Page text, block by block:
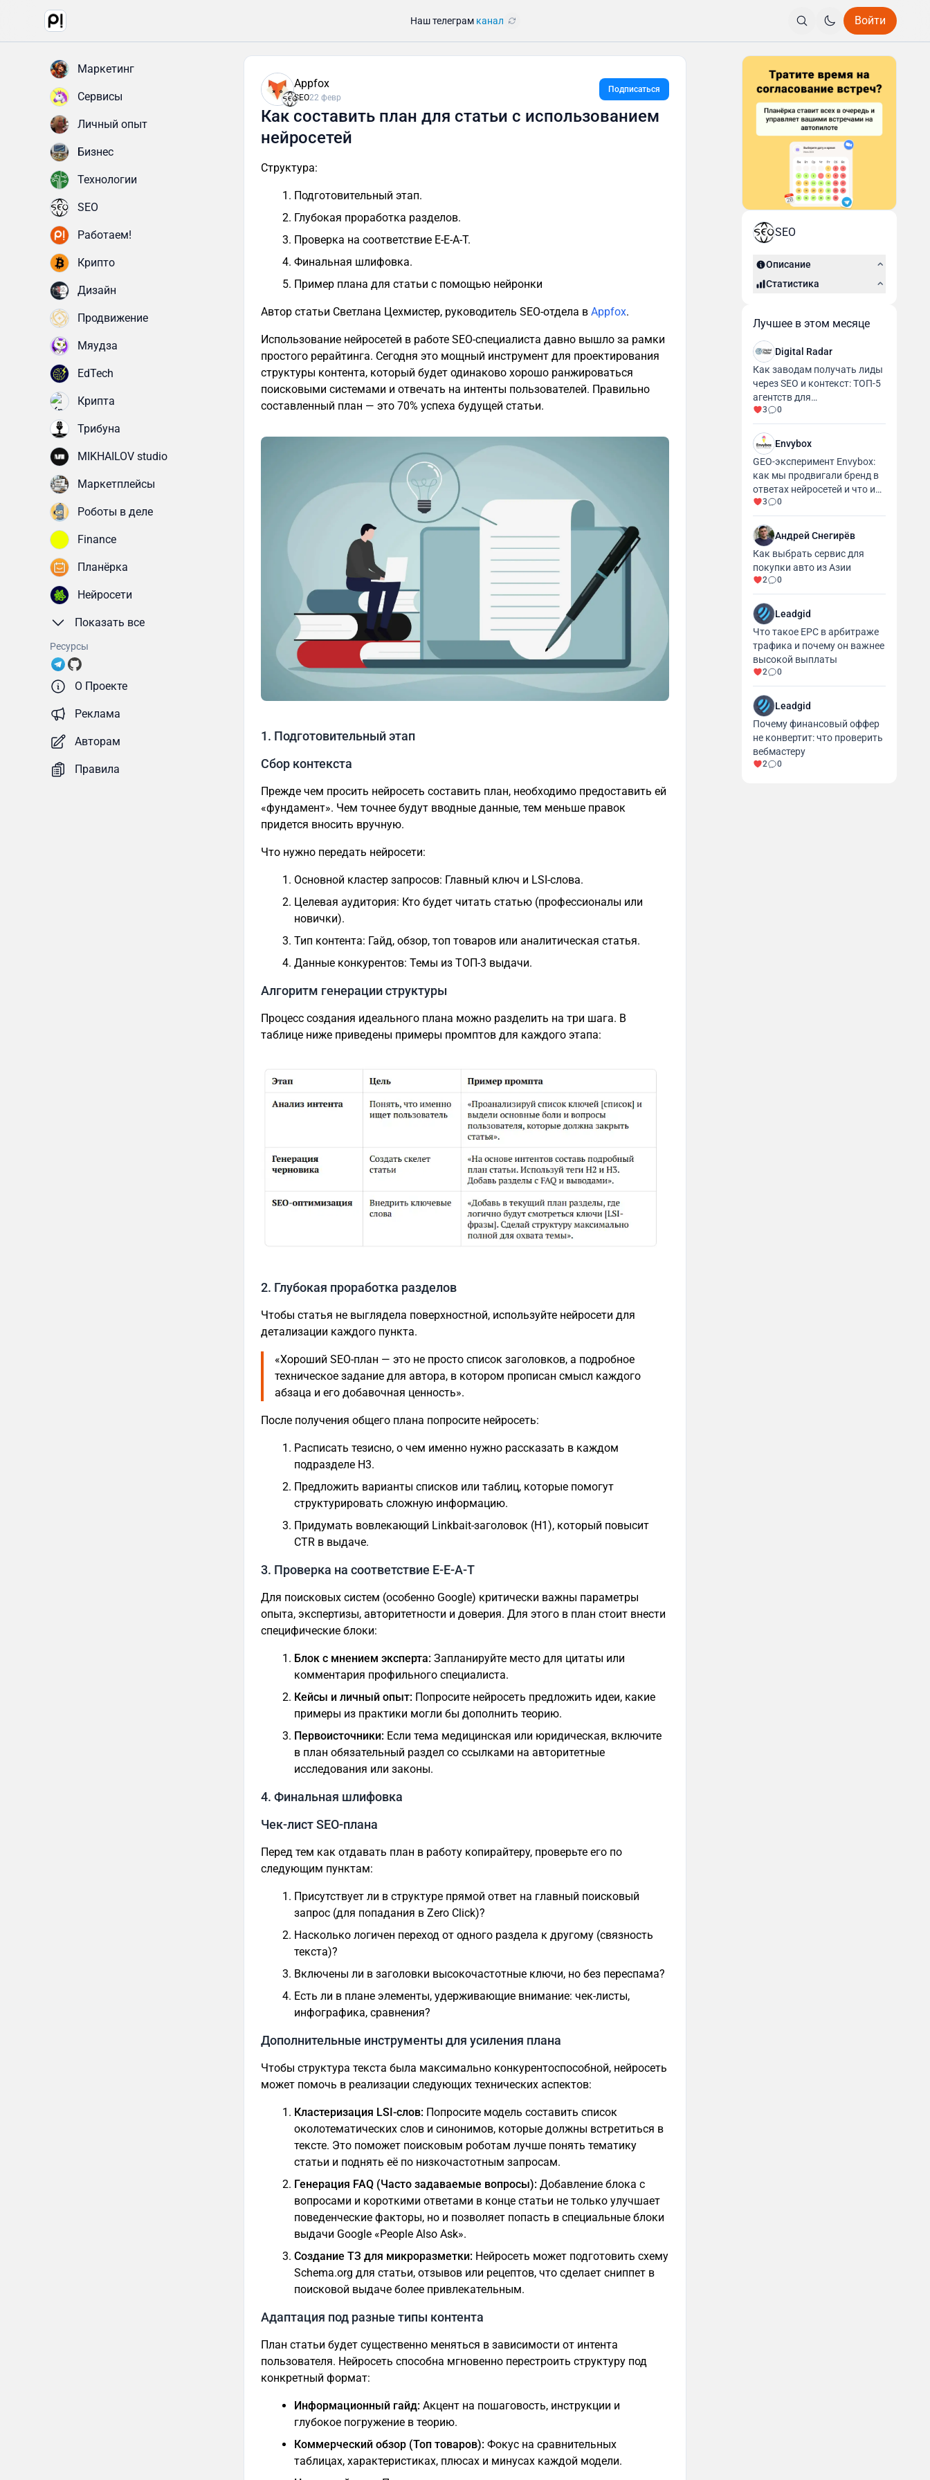
Наш телеграм канал Войти
Маркетинг
Сервисы
Личный опыт
Бизнес
Технологии
SEO
Работаем!
Крипто
Дизайн
Продвижение
Мяудза
EdTech
Крипта
Трибуна
MIKHAILOV studio
Маркетплейсы
Роботы в деле
Finance
Планёрка
Нейросети
Показать все
Ресурсы
О Проекте
Реклама
Авторам
Правила
Appfox
SEO22 февр
Подписаться
Как составить план для статьи с использованием
нейросетей
Структура:
Подготовительный этап.
Глубокая проработка разделов.
Проверка на соответствие E-E-A-T.
Финальная шлифовка.
Пример плана для статьи с помощью нейронки
Автор статьи Светлана Цехмистер, руководитель SEO-отдела в Appfox.
Использование нейросетей в работе SEO-специалиста давно вышло за рамки
простого рерайтинга. Сегодня это мощный инструмент для проектирования
структуры контента, который будет одинаково хорошо ранжироваться
поисковыми системами и отвечать на интенты пользователей. Правильно
составленный план — это 70% успеха будущей статьи.
1. Подготовительный этап
Сбор контекста
Прежде чем просить нейросеть составить план, необходимо предоставить ей
«фундамент». Чем точнее будут вводные данные, тем меньше правок
придется вносить вручную.
Что нужно передать нейросети:
Основной кластер запросов: Главный ключ и LSI-слова.
Целевая аудитория: Кто будет читать статью (профессионалы или
новички).
Тип контента: Гайд, обзор, топ товаров или аналитическая статья.
Данные конкурентов: Темы из ТОП-3 выдачи.
Алгоритм генерации структуры
Процесс создания идеального плана можно разделить на три шага. В
таблице ниже приведены примеры промптов для каждого этапа:
2. Глубокая проработка разделов
Чтобы статья не выглядела поверхностной, используйте нейросети для
детализации каждого пункта.
«Хороший SEO-план — это не просто список заголовков, а подробное
техническое задание для автора, в котором прописан смысл каждого
абзаца и его добавочная ценность».
После получения общего плана попросите нейросеть:
Расписать тезисно, о чем именно нужно рассказать в каждом
подразделе H3.
Предложить варианты списков или таблиц, которые помогут
структурировать сложную информацию.
Придумать вовлекающий Linkbait-заголовок (H1), который повысит
CTR в выдаче.
3. Проверка на соответствие E-E-A-T
Для поисковых систем (особенно Google) критически важны параметры
опыта, экспертизы, авторитетности и доверия. Для этого в план стоит внести
специфические блоки:
Блок с мнением эксперта: Запланируйте место для цитаты или
комментария профильного специалиста.
Кейсы и личный опыт: Попросите нейросеть предложить идеи, какие
примеры из практики могли бы дополнить теорию.
Первоисточники: Если тема медицинская или юридическая, включите
в план обязательный раздел со ссылками на авторитетные
исследования или законы.
4. Финальная шлифовка
Чек-лист SEO-плана
Перед тем как отдавать план в работу копирайтеру, проверьте его по
следующим пунктам:
Присутствует ли в структуре прямой ответ на главный поисковый
запрос (для попадания в Zero Click)?
Насколько логичен переход от одного раздела к другому (связность
текста)?
Включены ли в заголовки высокочастотные ключи, но без переспама?
Есть ли в плане элементы, удерживающие внимание: чек-листы,
инфографика, сравнения?
Дополнительные инструменты для усиления плана
Чтобы структура текста была максимально конкурентоспособной, нейросеть
может помочь в реализации следующих технических аспектов:
Кластеризация LSI-слов: Попросите модель составить список
околотематических слов и синонимов, которые должны встретиться в
тексте. Это поможет поисковым роботам лучше понять тематику
статьи и поднять её по низкочастотным запросам.
Генерация FAQ (Часто задаваемые вопросы): Добавление блока с
вопросами и короткими ответами в конце статьи не только улучшает
поведенческие факторы, но и позволяет попасть в специальные блоки
выдачи Google «People Also Ask».
Создание ТЗ для микроразметки: Нейросеть может подготовить схему
Schema.org для статьи, отзывов или рецептов, что сделает сниппет в
поисковой выдаче более привлекательным.
Адаптация под разные типы контента
План статьи будет существенно меняться в зависимости от интента
пользователя. Нейросеть способна мгновенно перестроить структуру под
конкретный формат:
Информационный гайд: Акцент на пошаговость, инструкции и
глубокое погружение в теорию.
Коммерческий обзор (Топ товаров): Фокус на сравнительных
таблицах, характеристиках, плюсах и минусах каждой модели.
SEO
Описание
Статистика
Лучшее в этом месяце
Digital Radar
Как заводам получать лиды
через SEO и контекст: ТОП-5
агентств для
промышленности и
производства
3 0
Envybox
GEO-эксперимент Envybox:
как мы продвигали бренд в
ответах нейросетей и что из
этого вышло
3 0
Андрей Снегирёв
Как выбрать сервис для
покупки авто из Азии
2 0
Leadgid
Что такое EPC в арбитраже
трафика и почему он важнее
высокой выплаты
2 0
Leadgid
Почему финансовый оффер
не конвертит: что проверить
вебмастеру
2 0